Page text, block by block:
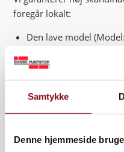
Samtykke
Denne hjemmeside
foregår lokalt:
Den lave model
Den høje model
Danmark.
Denne skandinaviske
ensartet standard, men